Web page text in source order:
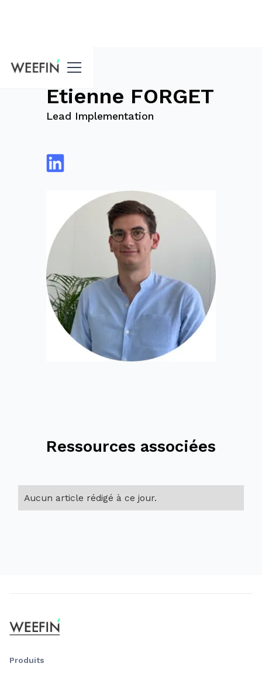
Blog
Etienne FORGET
Lead Implementation
Ressources associées
Aucun article rédigé à ce jour.
Produits